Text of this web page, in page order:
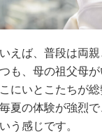
えば、普段は両
も、母の祖父母
にいとこたちが
夏の体験が強烈
う感じです。